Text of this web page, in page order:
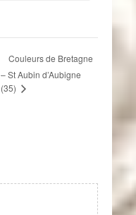
Couleurs de Bretagne
– St Aubin d’Aubigne
(35)